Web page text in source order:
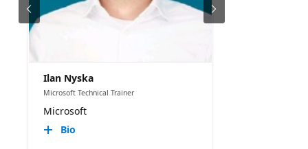
Ilan Nyska
Microsoft Technical Trainer
Microsoft
Bio